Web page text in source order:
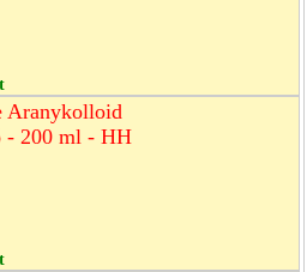
Aranykolloid
- 200 ml - HH